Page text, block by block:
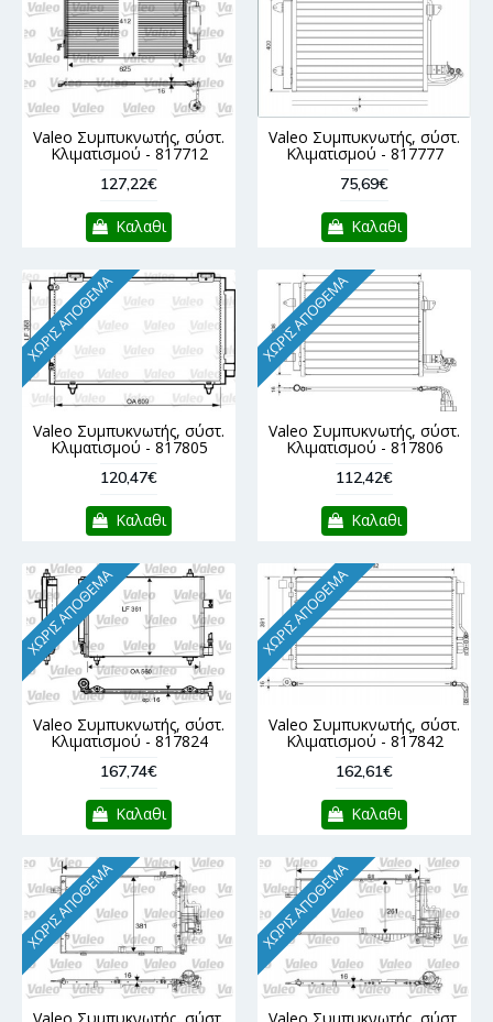
Valeo Συμπυκνωτής, σύστ.
Κλιματισμού - 817712
127,22€
Καλαθι
Valeo Συμπυκνωτής, σύστ.
Κλιματισμού - 817777
75,69€
Καλαθι
ΧΩΡΊΣ ΑΠΌΘΕΜΑ
Valeo Συμπυκνωτής, σύστ.
Κλιματισμού - 817805
120,47€
Καλαθι
ΧΩΡΊΣ ΑΠΌΘΕΜΑ
Valeo Συμπυκνωτής, σύστ.
Κλιματισμού - 817806
112,42€
Καλαθι
ΧΩΡΊΣ ΑΠΌΘΕΜΑ
Valeo Συμπυκνωτής, σύστ.
Κλιματισμού - 817824
167,74€
Καλαθι
ΧΩΡΊΣ ΑΠΌΘΕΜΑ
Valeo Συμπυκνωτής, σύστ.
Κλιματισμού - 817842
162,61€
Καλαθι
ΧΩΡΊΣ ΑΠΌΘΕΜΑ ΧΩΡΊΣ ΑΠΌΘΕΜΑ